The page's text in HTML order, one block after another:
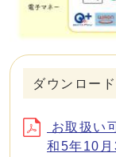
ダウンロー
お取扱い
和5年10月